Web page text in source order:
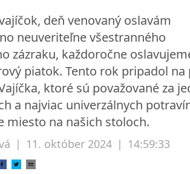
deň venovaný oslavám
neuveriteľne všestranného
zázraku, každoročne
piatok. Tento rok pripadol na
ktoré sú považované za
a najviac univerzálnych
miesto na našich stoloch.
| 11. október 2024 | 14:59:33